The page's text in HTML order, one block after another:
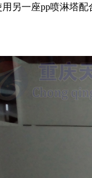
另一座pp喷淋塔